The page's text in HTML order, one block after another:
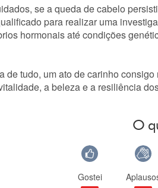
se a queda de cabelo
para realizar uma
hormonais até condições
de tudo, um ato de carinho
a beleza e a resiliência
O
Gostei